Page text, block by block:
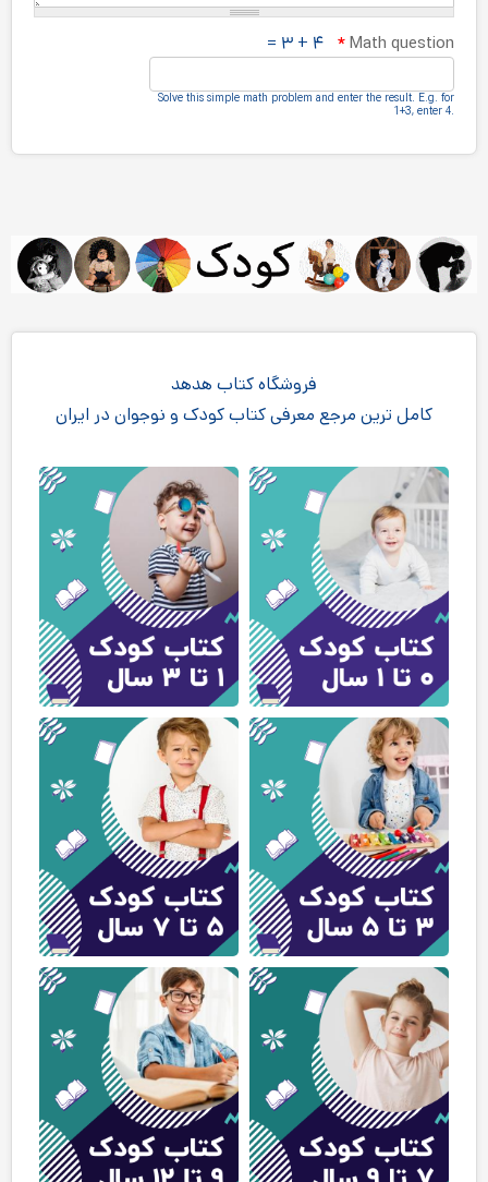
Math question
* ۴ + ۳ =
Solve this simple math problem and enter the result.‎ E.g.‎ for
1+3, enter 4.‎
فروشگاه کتاب هدهد
کامل ترین مرجع معرفی کتاب کودک و نوجوان در ایران